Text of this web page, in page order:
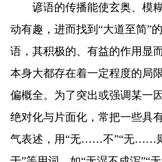
谚语的传播能使玄奥、模
动有趣，进而找到“大道至简”
语，其积极的、有益的作用显
本身大都存在着一定程度的局
偏概全。为了突出或强调某一
绝对化与片面化，常把一些具
气表述，用“无……不”“无……则